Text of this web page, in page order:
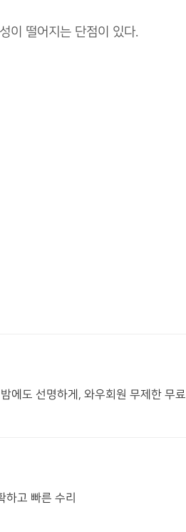
이 떨어지는 단점이 있다.
에도 선명하게, 와우회원 무제한 무료
하고 빠른 수리